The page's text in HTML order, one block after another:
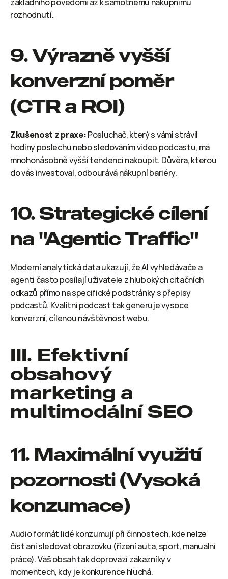
rozhodnutí.
9. Výrazně vyšší
konverzní poměr
(CTR a ROI)
Zkušenost z praxe: Posluchač, který s vámi strávil
hodiny poslechu nebo sledováním video podcastu, má
mnohonásobně vyšší tendenci nakoupit. Důvěra, kterou
do vás investoval, odbourává nákupní bariéry.
10. Strategické cílení
na "Agentic Traffic"
Moderní analytická data ukazují, že AI vyhledávače a
agenti často posílají uživatele z hlubokých citačních
odkazů přímo na specifické podstránky s přepisy
podcastů. Kvalitní podcast tak generuje vysoce
konverzní, cílenou návštěvnost webu.
III. Efektivní
obsahový
marketing a
multimodální SEO
11. Maximální využití
pozornosti (Vysoká
konzumace)
Audio formát lidé konzumují při činnostech, kde nelze
číst ani sledovat obrazovku (řízení auta, sport, manuální
práce). Váš obsah tak doprovází zákazníky v
momentech, kdy je konkurence hluchá.